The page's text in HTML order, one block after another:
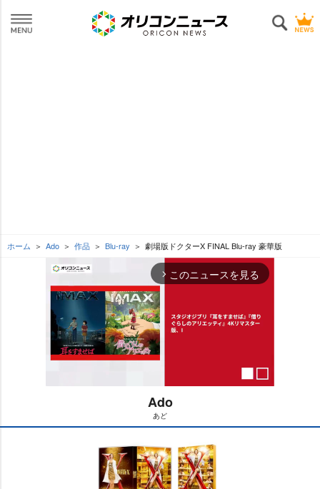
ホーム Ado 作品 Blu-ray 劇場版ドクターX FINAL Blu-ray 豪華版
arrow_forward_ios このニュースを見る
M
Ado
あど